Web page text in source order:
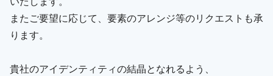
またご要望に応じて、要素のアレンジ等のリクエストも承
ります。
貴社のアイデンティティの結晶となれるよう、